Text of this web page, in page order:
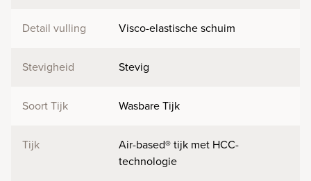
Detail vulling Visco-elastische schuim
Stevigheid Stevig
Soort Tijk Wasbare Tijk
Tijk
Air-based® tijk met HCC-
technologie